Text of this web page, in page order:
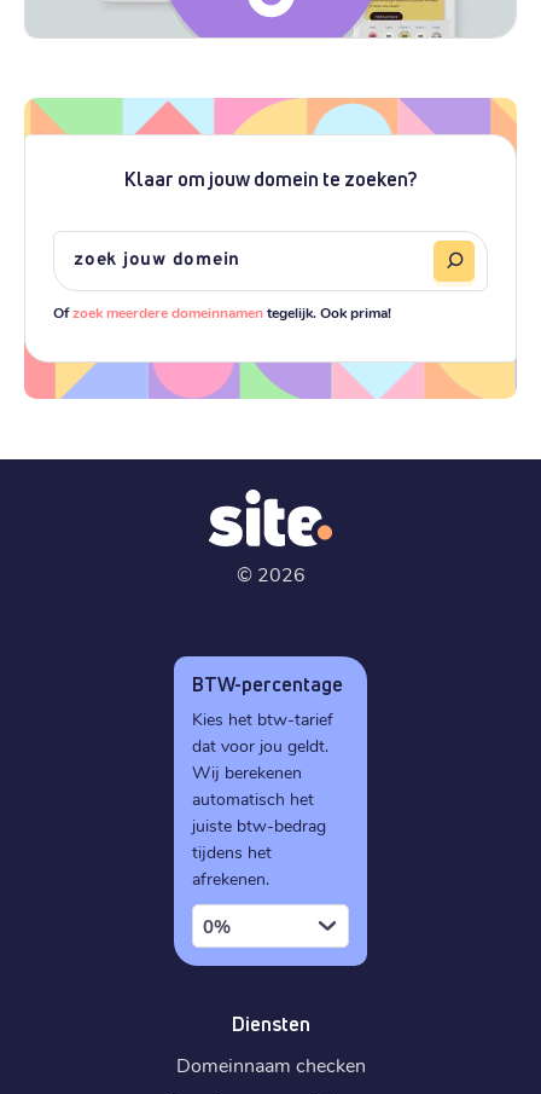
Klaar om jouw domein te zoeken?
Ofzoek meerdere domeinnamentegelijk. Ook prima!
© 2026
BTW-percentage
Kies het btw-tarief
dat voor jou geldt.
Wij berekenen
automatisch het
juiste btw-bedrag
tijdens het
afrekenen.
0%
Diensten
Domeinnaam checken